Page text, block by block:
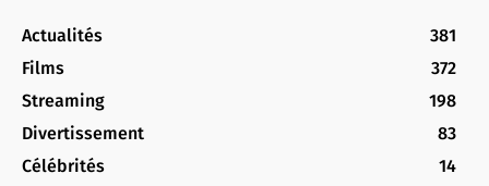
Actualités
381
Films
372
Streaming
198
Divertissement
83
Célébrités
14